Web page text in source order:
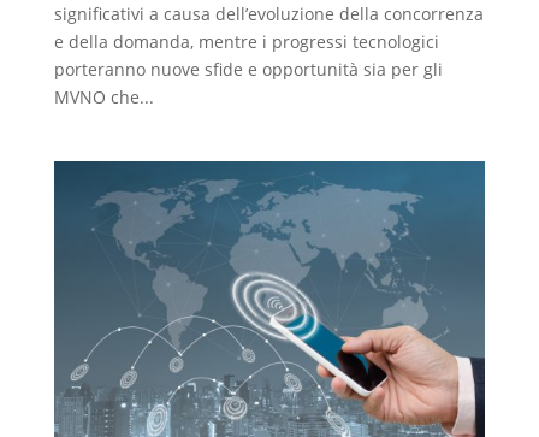
significativi a causa dell’evoluzione della concorrenza
e della domanda, mentre i progressi tecnologici
porteranno nuove sfide e opportunità sia per gli
MVNO che...